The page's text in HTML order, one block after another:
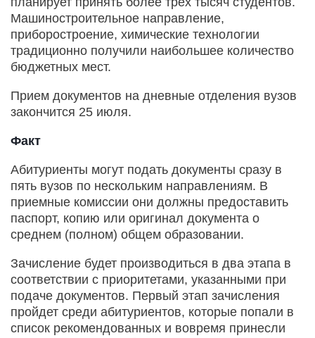
Машиностроительное направление,
приборостроение, химические технологии
традиционно получили наибольшее количество
бюджетных мест.
Прием документов на дневные отделения вузов
закончится 25 июля.
Факт
Абитуриенты могут подать документы сразу в
пять вузов по нескольким направлениям. В
приемные комиссии они должны предоставить
паспорт, копию или оригинал документа о
среднем (полном) общем образовании.
Зачисление будет производиться в два этапа в
соответствии с приоритетами, указанными при
подаче документов. Первый этап зачисления
пройдет среди абитуриентов, которые попали в
список рекомендованных и вовремя принесли